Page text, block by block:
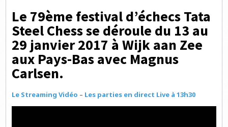
Le 79ème festival d’échecs Tata
Steel Chess se déroule du 13 au
29 janvier 2017 à Wijk aan Zee
aux Pays-Bas avec Magnus
Carlsen.
Le Streaming Vidéo – Les parties en direct Live à 13h30